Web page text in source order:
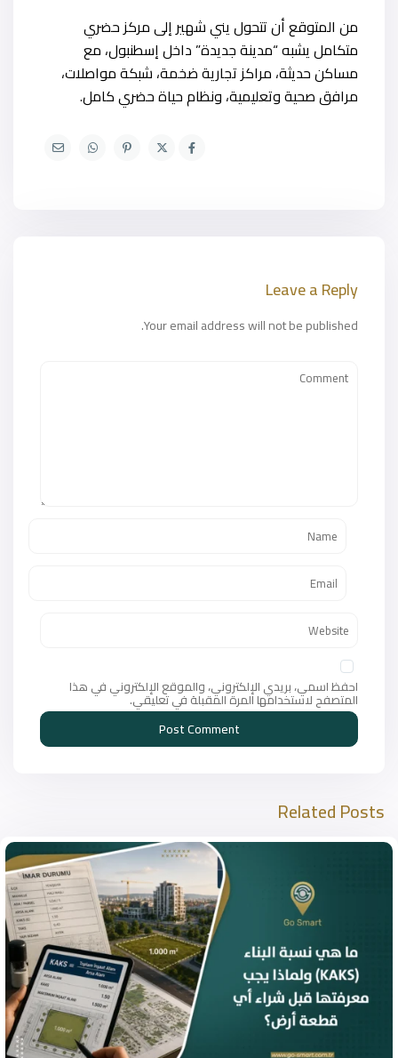
من المتوقع أن تتحول يني شهير إلى مركز حضري
متكامل يشبه “مدينة جديدة” داخل إسطنبول، مع
مساكن حديثة، مراكز تجارية ضخمة، شبكة مواصلات،
مرافق صحية وتعليمية، ونظام حياة حضري كامل.
Leave a Reply
Your email address will not be published.
احفظ اسمي، بريدي الإلكتروني، والموقع الإلكتروني في هذا
المتصفح لاستخدامها المرة المقبلة في تعليقي.
Related Posts